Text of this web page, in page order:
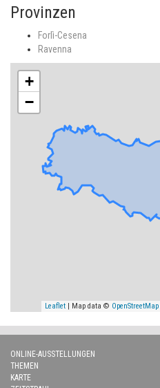
Provinzen
Forlì-Cesena
Ravenna
+
−
Leaflet | Map data © OpenStreetMap
ONLINE-AUSSTELLUNGEN
THEMEN
KARTE